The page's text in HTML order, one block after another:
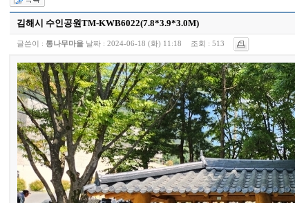
김해시 수인공원TM-KWB6022(7.8*3.9*3.0M)
글쓴이 : 통나무마을날짜 : 2024-06-18 (화) 11:18 조회 : 513